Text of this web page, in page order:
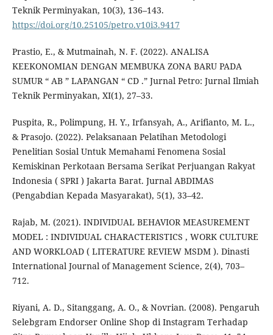
Teknik Perminyakan, 10(3), 136–143.
https://doi.org/10.25105/petro.v10i3.9417
Prastio, E., & Mutmainah, N. F. (2022). ANALISA
KEEKONOMIAN DENGAN MEMBUKA ZONA BARU PADA
SUMUR “ AB ” LAPANGAN “ CD .” Jurnal Petro: Jurnal Ilmiah
Teknik Perminyakan, XI(1), 27–33.
Puspita, R., Polimpung, H. Y., Irfansyah, A., Arifianto, M. L.,
& Prasojo. (2022). Pelaksanaan Pelatihan Metodologi
Penelitian Sosial Untuk Memahami Fenomena Sosial
Kemiskinan Perkotaan Bersama Serikat Perjuangan Rakyat
Indonesia ( SPRI ) Jakarta Barat. Jurnal ABDIMAS
(Pengabdian Kepada Masyarakat), 5(1), 33–42.
Rajab, M. (2021). INDIVIDUAL BEHAVIOR MEASUREMENT
MODEL : INDIVIDUAL CHARACTERISTICS , WORK CULTURE
AND WORKLOAD ( LITERATURE REVIEW MSDM ). Dinasti
International Journal of Management Science, 2(4), 703–
712.
Riyani, A. D., Sitanggang, A. O., & Novrian. (2008). Pengaruh
Selebgram Endorser Online Shop di Instagram Terhadap